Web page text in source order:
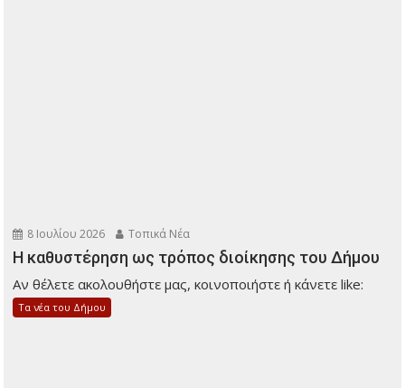
8 Ιουλίου 2026 Τοπικά Νέα
Η καθυστέρηση ως τρόπος διοίκησης του Δήμου
Αν θέλετε ακολουθήστε μας, κοινοποιήστε ή κάνετε like:
Τα νέα του Δήμου